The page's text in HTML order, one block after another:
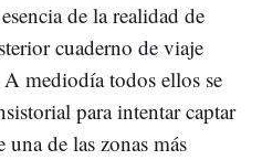
de la realidad de
cuaderno de viaje
mediodía todos ellos se
para intentar captar
de las zonas más